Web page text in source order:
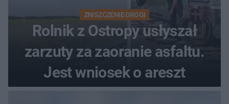
ZNISZCZENIE DROGI
Rolnik z Ostropy usłyszał
zarzuty za zaoranie asfaltu.
Jest wniosek o areszt